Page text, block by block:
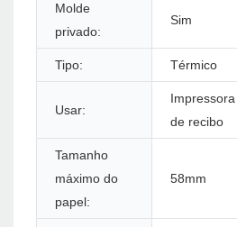
Molde
privado:
Sim
Tipo: Térmico
Usar:
Impressora
de recibo
Tamanho
máximo do
papel:
58mm